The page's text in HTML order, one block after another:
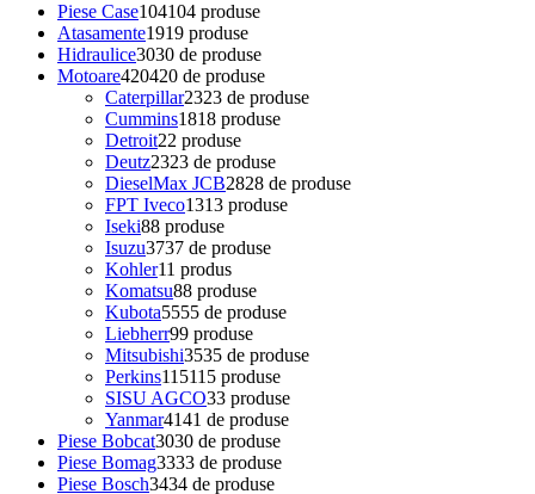
Piese Case104104 produse
Atasamente1919 produse
Hidraulice3030 de produse
Motoare420420 de produse
Caterpillar2323 de produse
Cummins1818 produse
Detroit22 produse
Deutz2323 de produse
DieselMax JCB2828 de produse
FPT Iveco1313 produse
Iseki88 produse
Isuzu3737 de produse
Kohler11 produs
Komatsu88 produse
Kubota5555 de produse
Liebherr99 produse
Mitsubishi3535 de produse
Perkins115115 produse
SISU AGCO33 produse
Yanmar4141 de produse
Piese Bobcat3030 de produse
Piese Bomag3333 de produse
Piese Bosch3434 de produse